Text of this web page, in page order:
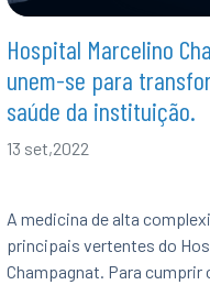
Hospital Marcelino
unem-se para
saúde da instituição.
13 set,2022
A medicina de alta
principais vertentes do
Champagnat. Para cumprir